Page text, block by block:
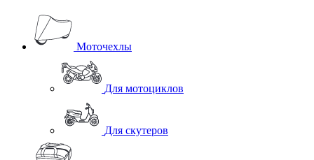
Моточехлы
Для мотоциклов
Для скутеров